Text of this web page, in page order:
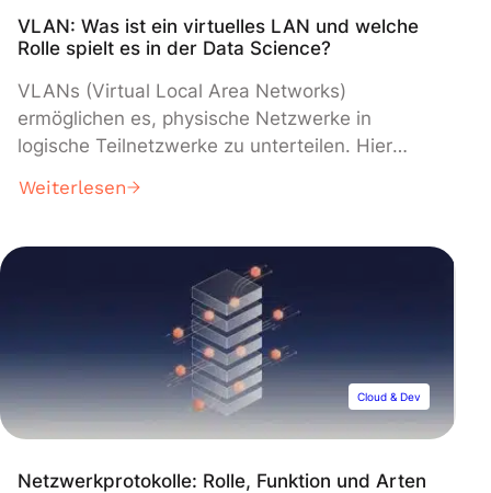
VLAN: Was ist ein virtuelles LAN und welche
Rolle spielt es in der Data Science?
VLANs (Virtual Local Area Networks)
ermöglichen es, physische Netzwerke in
logische Teilnetzwerke zu unterteilen. Hier
Technologie wissen musst, die für die
entscheidender Bedeutung ist. Anfang der
1990er Jahre waren lokale Netzwerke (LANs)
in der Regel flach organisiert: Alle Geräte
befanden sich im selben […]
Weiterlesen
Cloud & Dev
Netzwerkprotokolle: Rolle, Funktion und Arten